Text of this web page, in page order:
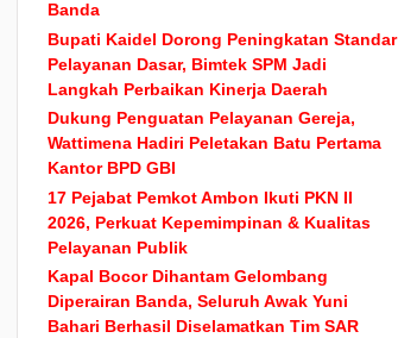
Banda
Bupati Kaidel Dorong Peningkatan Standar
Pelayanan Dasar, Bimtek SPM Jadi
Langkah Perbaikan Kinerja Daerah
Dukung Penguatan Pelayanan Gereja,
Wattimena Hadiri Peletakan Batu Pertama
Kantor BPD GBI
17 Pejabat Pemkot Ambon Ikuti PKN II
2026, Perkuat Kepemimpinan & Kualitas
Pelayanan Publik
Kapal Bocor Dihantam Gelombang
Diperairan Banda, Seluruh Awak Yuni
Bahari Berhasil Diselamatkan Tim SAR